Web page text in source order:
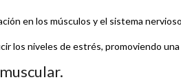
en los músculos y el sistema
los niveles de estrés, promoviendo